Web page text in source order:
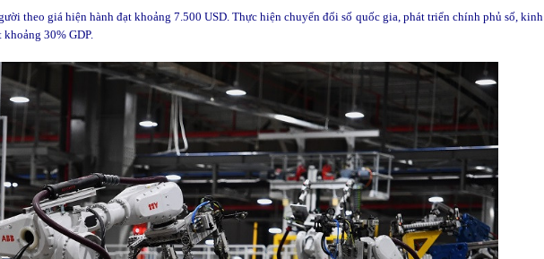
theo giá hiện hành đạt khoảng 7.500 USD. Thực hiện chuyển đổi số quốc gia, phát triển chính phủ số, kinh
30% GDP.